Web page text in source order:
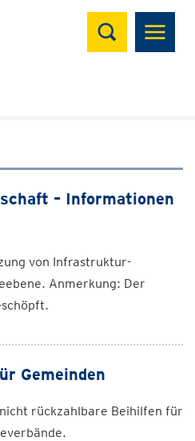
Suchen
– Informationen
von Infrastruktur-
Anmerkung: Der
Gemeinden
rückzahlbare Beihilfen für